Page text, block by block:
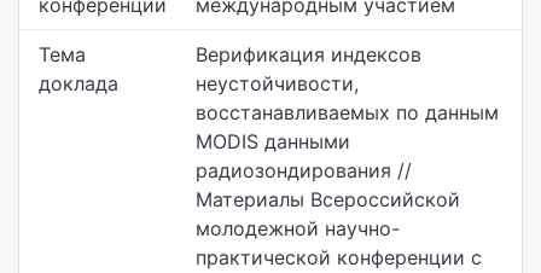
конференции международным участием
Тема
доклада
Верификация индексов
неустойчивости,
восстанавливаемых по данным
MODIS данными
радиозондирования //
Материалы Всероссийской
молодежной научно-
практической конференции с